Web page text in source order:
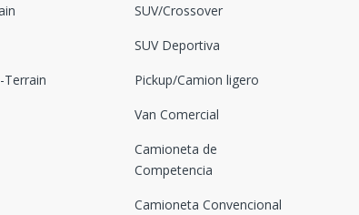
SUV/Crossover
SUV Deportiva
Pickup/Camion ligero
Van Comercial
Camioneta de
Competencia
Camioneta Convencional